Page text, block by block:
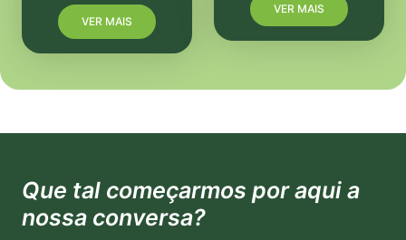
VER MAIS
VER MAIS
Que tal começarmos por aqui a
nossa conversa?